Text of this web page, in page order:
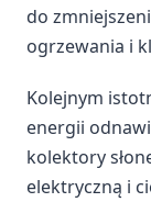
do
ogrzewania i
Kolejnym
energii
kolektory
elektryczną i